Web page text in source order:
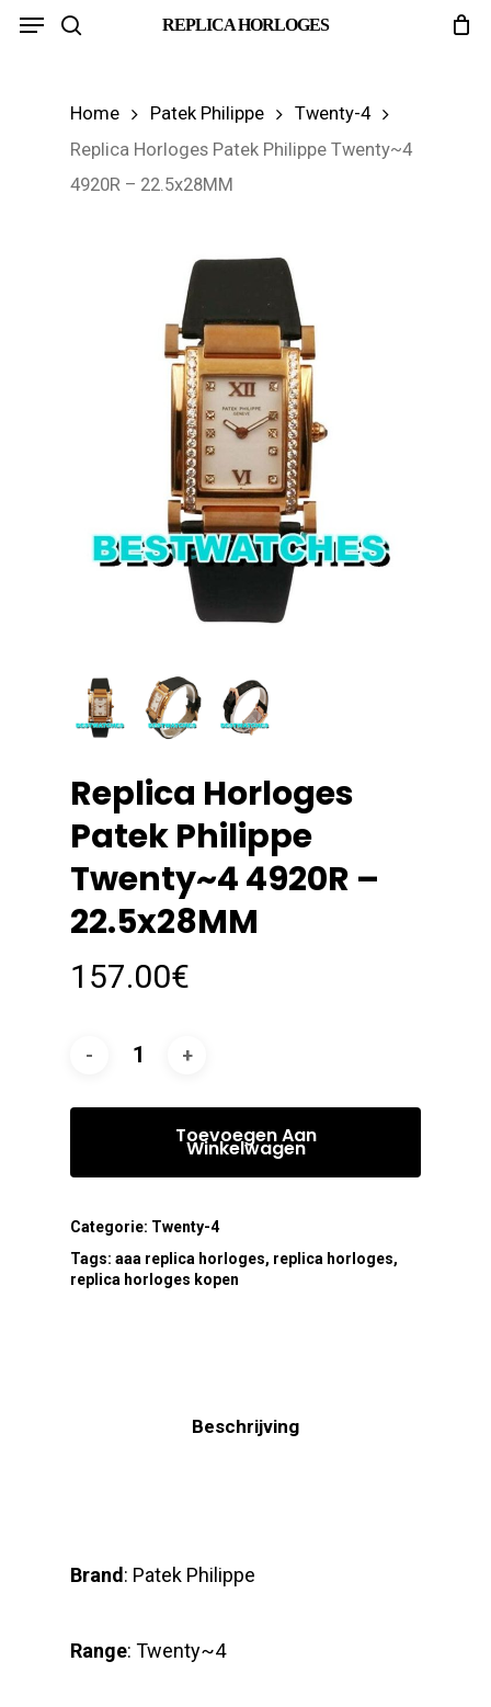
Skip
REPLICA HORLOGES
Menu
Home Patek Philippe
Twenty-4
Replica Horloges Patek Philippe Twenty~4
4920R – 22.5x28MM
Replica Horloges
Patek Philippe
Twenty~4 4920R –
22.5x28MM
157.00€
Toevoegen Aan
Winkelwagen
Categorie: Twenty-4
Tags: aaa replica horloges, replica horloges,
replica horloges kopen
Beschrijving
Brand : Patek Philippe
Range: Twenty~4